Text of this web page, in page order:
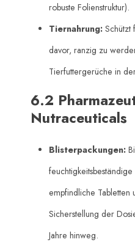
robuste Folienstruktur).
Tiernahrung:Schützt
davor, ranzig zu
Tierfuttergerüche in
6.2
Nutraceuticals
Blisterpackungen:
empfindliche Tabletten
Sicherstellung der
Jahre hinweg.